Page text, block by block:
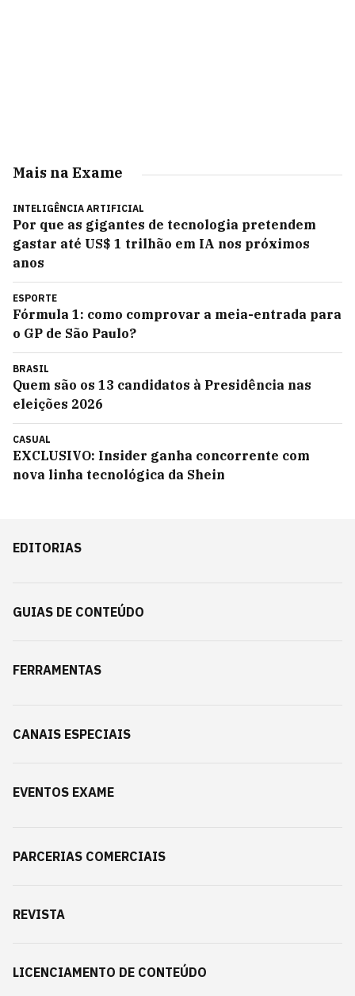
Mais na Exame
INTELIGÊNCIA ARTIFICIAL
Por que as gigantes de tecnologia pretendem
gastar até US$ 1 trilhão em IA nos próximos
anos
ESPORTE
Fórmula 1: como comprovar a meia-entrada para
o GP de São Paulo?
BRASIL
Quem são os 13 candidatos à Presidência nas
eleições 2026
CASUAL
EXCLUSIVO: Insider ganha concorrente com
nova linha tecnológica da Shein
EDITORIAS
GUIAS DE CONTEÚDO
FERRAMENTAS
CANAIS ESPECIAIS
EVENTOS EXAME
PARCERIAS COMERCIAIS
REVISTA
LICENCIAMENTO DE CONTEÚDO